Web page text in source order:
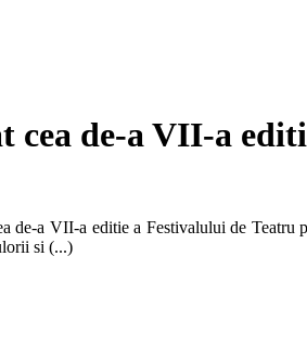
cea de-a VII-a
de-a VII-a editie a Festivalului de Teatru
si (...)